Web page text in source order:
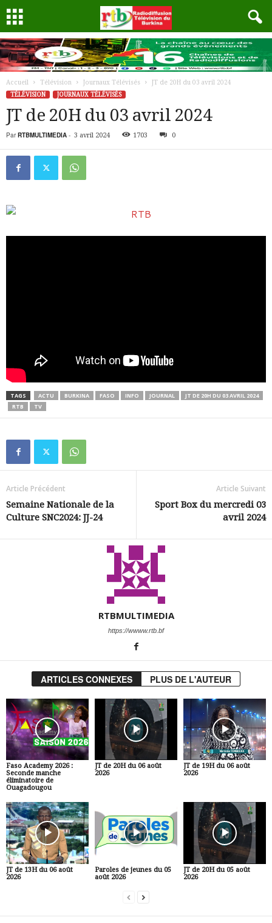
Accueil Télévision Journaux Télévisés
JT de 20H du 03 avril 2024
TÉLÉVISION
JOURNAUX TÉLÉVISÉS
JT de 20H du 03 avril 2024
Par RTBMULTIMEDIA - 3 avril 2024 1703 0
TAGS ACTU BURKINA FASO INFO JOURNAL
JT DE 20H DU 03 AVRIL 2024
RTB
TV
Article Précédent
Semaine Nationale de la
Culture SNC2024: JJ-24
Article Suivant
Sport Box du mercredi 03
avril 2024
RTBMULTIMEDIA
https://wwww.rtb.bf
ARTICLES CONNEXES PLUS DE L'AUTEUR
Faso Academy 2026 :
Seconde manche
éliminatoire de
Ouagadougou
JT de 20H du 06 août
2026
JT de 19H du 06 août
2026
JT de 13H du 06 août
2026
Paroles de jeunes du 05
août 2026
JT de 20H du 05 août
2026